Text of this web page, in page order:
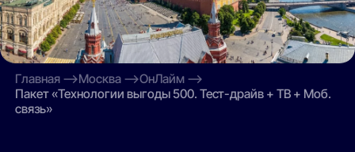
Главная Москва
ОнЛайм
Пакет «Технологии выгоды 500. Тест-драйв + ТВ + Моб.
связь»